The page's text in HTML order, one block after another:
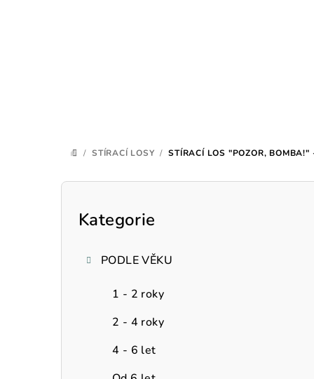
DOMŮ
/ STÍRACÍ LOSY / STÍRACÍ LOS "POZOR, BOMBA!"
P
Přeskočit
Kategorie
PODLE VĚKU
1 - 2 roky
2 - 4 roky
4 - 6 let